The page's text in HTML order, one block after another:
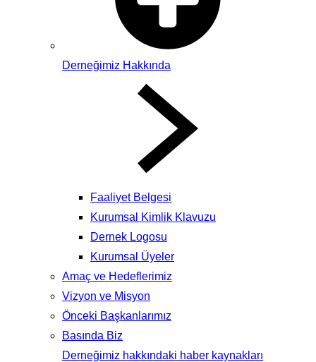
Derneğimiz Hakkında
Faaliyet Belgesi
Kurumsal Kimlik Klavuzu
Dernek Logosu
Kurumsal Üyeler
Amaç ve Hedeflerimiz
Vizyon ve Misyon
Önceki Başkanlarımız
Basında Biz
Derneğimiz hakkındaki haber kaynakları